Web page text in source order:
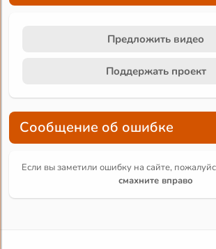
Предложить видео
Поддержать проект
Сообщение об ошибке
Если вы заметили ошибку на сайте,
смахните вправо